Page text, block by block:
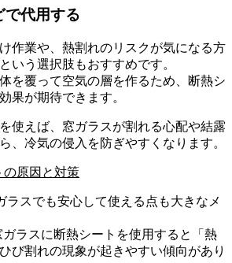
で代用する
作業や、熱割れのリスクが気になる方
いう選択肢もおすすめです。
を覆って空気の層を作るため、断熱シ
果が期待できます。
使えば、窓ガラスが割れる心配や結露
、冷気の侵入を防ぎやすくなります。
の原因と対策
ラスでも安心して使える点も大きなメ
ラスに断熱シートを使用すると「熱
び割れの現象が起きやすい傾向があり